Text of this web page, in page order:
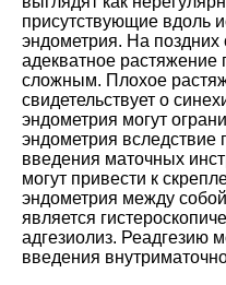
присутствующие вдоль
эндометрия. На поздних
адекватное растяжение
сложным. Плохое
свидетельствует о
эндометрия могут
эндометрия
введения маточных
могут привести к
эндометрия между
является
адгезиолиз. Реадгезию
введения